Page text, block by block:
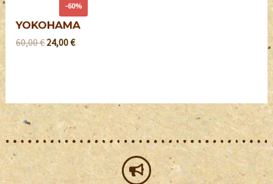
-60%
YOKOHAMA
60,00€ 24,00€